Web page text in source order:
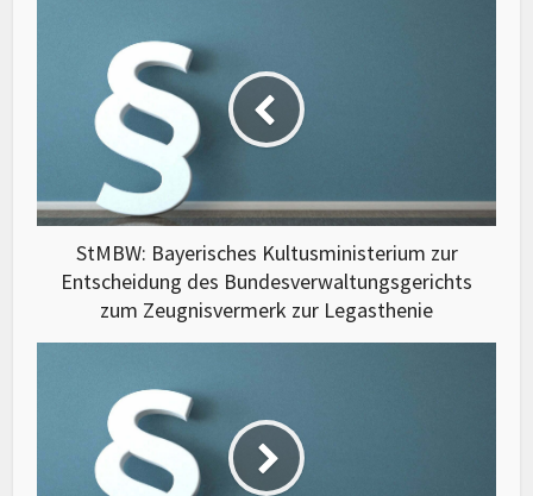
StMBW: Bayerisches Kultusministerium zur
Entscheidung des Bundesverwaltungsgerichts
zum Zeugnisvermerk zur Legasthenie